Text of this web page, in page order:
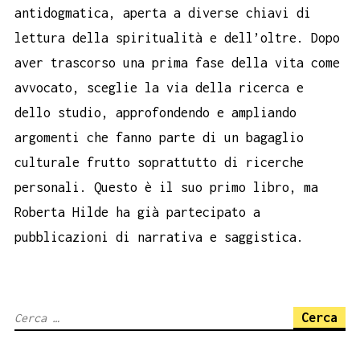
antidogmatica, aperta a diverse chiavi di
lettura della spiritualità e dell’oltre. Dopo
aver trascorso una prima fase della vita come
avvocato, sceglie la via della ricerca e
dello studio, approfondendo e ampliando
argomenti che fanno parte di un bagaglio
culturale frutto soprattutto di ricerche
personali. Questo è il suo primo libro, ma
Roberta Hilde ha già partecipato a
pubblicazioni di narrativa e saggistica.
Ricerca